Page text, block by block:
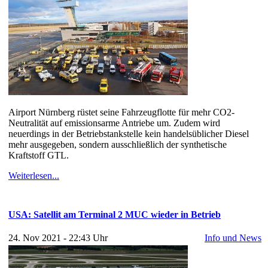
Airport Nürnberg rüstet seine Fahrzeugflotte für mehr CO2-
Neutralität auf emissionsarme Antriebe um. Zudem wird
neuerdings in der Betriebstankstelle kein handelsüblicher Diesel
mehr ausgegeben, sondern ausschließlich der synthetische
Kraftstoff GTL.
Weiterlesen...
USA: Satellit am Terminal 2 MUC wieder in Betrieb
24. Nov 2021 - 22:43 Uhr Info und News